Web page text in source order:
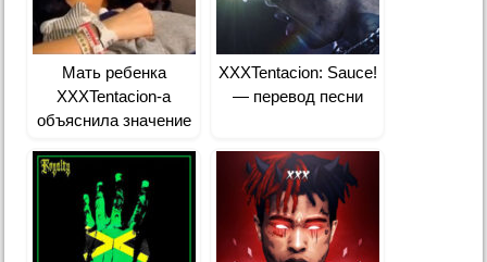
Мать ребенка
XXXTentacion-а
объяснила значение
XXXTentacion: Sauce!
— перевод песни